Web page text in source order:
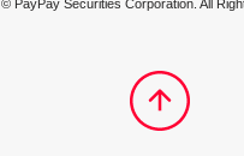
© PayPay Securities Corporation. All